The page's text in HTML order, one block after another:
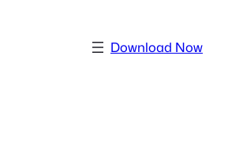
Download Now